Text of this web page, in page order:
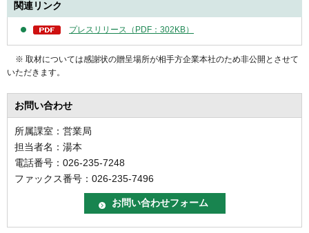
関連リンク
プレスリリース（PDF：302KB）
※ 取材については感謝状の贈呈場所が相手方企業本社のため非公開とさせて
いただきます。
お問い合わせ
所属課室：営業局
担当者名：湯本
電話番号：026-235-7248
ファックス番号：026-235-7496